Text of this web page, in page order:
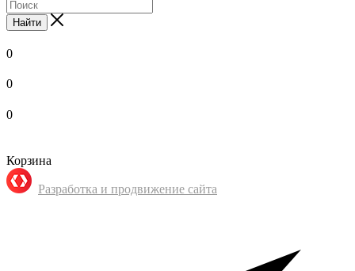
Найти
0
0
0
Корзина
Разработка и продвижение сайта